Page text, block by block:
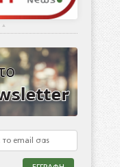
▴